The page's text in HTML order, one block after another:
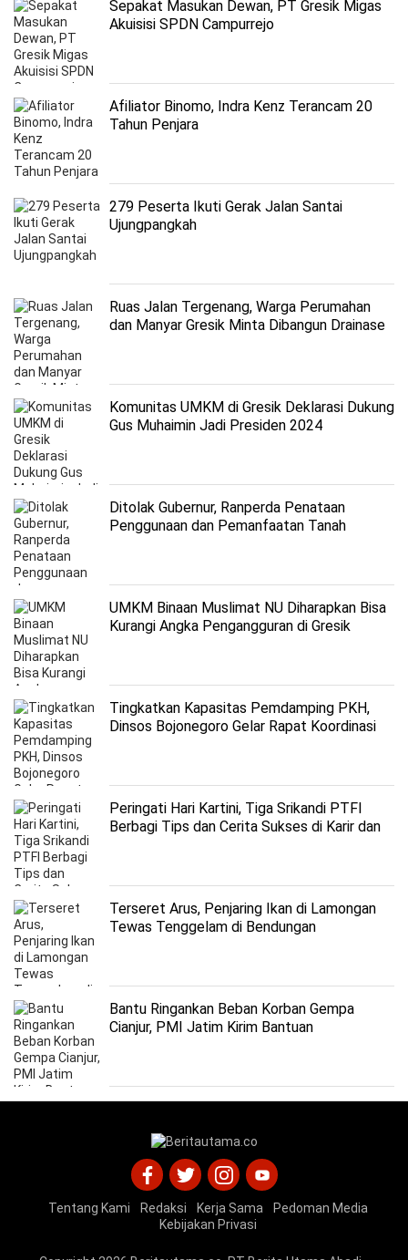
Sepakat Masukan Dewan, PT Gresik Migas
Akuisisi SPDN Campurrejo
Afiliator Binomo, Indra Kenz Terancam 20
Tahun Penjara
279 Peserta Ikuti Gerak Jalan Santai
Ujungpangkah
Ruas Jalan Tergenang, Warga Perumahan
dan Manyar Gresik Minta Dibangun Drainase
Komunitas UMKM di Gresik Deklarasi Dukung
Gus Muhaimin Jadi Presiden 2024
Ditolak Gubernur, Ranperda Penataan
Penggunaan dan Pemanfaatan Tanah
UMKM Binaan Muslimat NU Diharapkan Bisa
Kurangi Angka Pengangguran di Gresik
Tingkatkan Kapasitas Pemdamping PKH,
Dinsos Bojonegoro Gelar Rapat Koordinasi
Peringati Hari Kartini, Tiga Srikandi PTFI
Berbagi Tips dan Cerita Sukses di Karir dan
Terseret Arus, Penjaring Ikan di Lamongan
Tewas Tenggelam di Bendungan
Bantu Ringankan Beban Korban Gempa
Cianjur, PMI Jatim Kirim Bantuan
Tentang Kami Redaksi Kerja Sama
Pedoman Media
Kebijakan Privasi